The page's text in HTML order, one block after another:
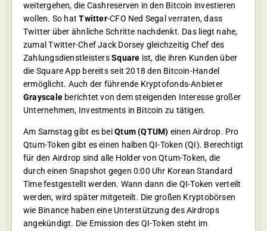
weitergehen, die Cashreserven in den Bitcoin investieren
wollen. So hatTwitter-CFO Ned Segal verraten, dass
Twitter über ähnliche Schritte nachdenkt. Das liegt nahe,
zumal Twitter-Chef Jack Dorsey gleichzeitig Chef des
ZahlungsdienstleistersSquare ist, die ihren Kunden über
die Square App bereits seit 2018 den Bitcoin-Handel
ermöglicht. Auch der führende Kryptofonds-Anbieter
Grayscaleberichtet von dem steigenden Interesse großer
Unternehmen, Investments in Bitcoin zu tätigen.
Am Samstag gibt es beiQtum (QTUM) einen Airdrop. Pro
Qtum-Token gibt es einen halben QI-Token (QI). Berechtigt
für den Airdrop sind alle Holder von Qtum-Token, die
durch einen Snapshot gegen 0:00 Uhr Korean Standard
Time festgestellt werden. Wann dann die QI-Token verteilt
werden, wird später mitgeteilt. Die großen Kryptobörsen
wie Binance haben eine Unterstützung des Airdrops
angekündigt. Die Emission des QI-Token steht im